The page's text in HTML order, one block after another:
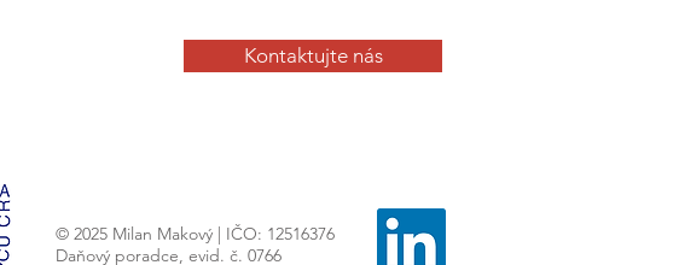
Kontaktujte nás
© 2025 Milan Makový | IČO: 12516376
Daňový poradce, evid. č. 0766